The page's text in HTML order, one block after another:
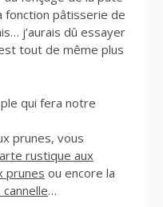
pâtisserie de
j’aurais dû essayer
tout de même plus
qui fera notre
prunes, vous
rustique aux
prunes ou encore la
…